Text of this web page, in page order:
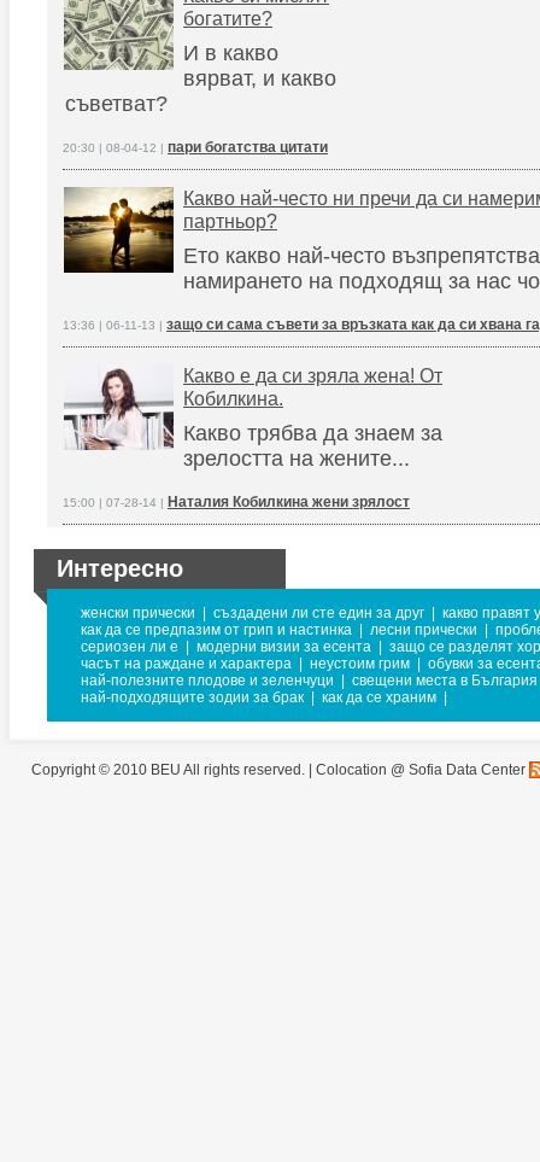
богатите?
И в какво
вярват, и какво
съветват?
20:30 | 08-04-12 | пари богатства цитати
Какво най-често ни пречи да си
партньор?
Ето какво най-често възпрепятства
намирането на подходящ за нас
13:36 | 06-11-13 | защо си сама съвети за връзката как да си хвана
Какво е да си зряла жена! От
Кобилкина.
Какво трябва да знаем за
зрелостта на жените...
15:00 | 07-28-14 | Наталия Кобилкина жени зрялост
Интересно
женски прически създадени ли сте един за друг
какво правят
как да се предпазим от грип и настинка
лесни прически
сериозен ли е
модерни визии за есента
защо се разделят
часът на раждане и характера
неустоим грим
обувки за
най-полезните плодове и зеленчуци
свещени места в България
най-подходящите зодии за брак
как да се храним
Copyright © 2010 BEU All rights reserved. | Colocation @ Sofia Data Center